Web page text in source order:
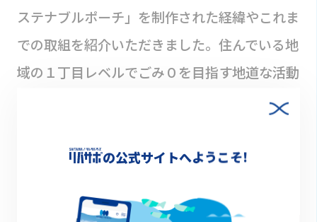
ステナブルポーチ」を制作された経緯やこれま
での取組を紹介いただきました。住んでいる地
域の１丁目レベルでごみ０を目指す地道な活動
を継続しながら、クラウドファンディングの実
ています。
の公式サイトへようこそ!